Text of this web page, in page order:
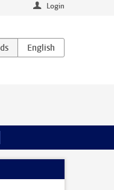
Login
Marketing pagina’s
Veiligheid pagina’s